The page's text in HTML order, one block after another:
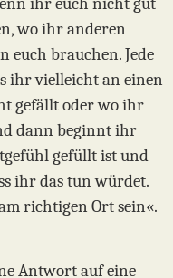
wo ihr anderen
euch brauchen. Jede
ihr vielleicht an einen
gefällt oder wo ihr
dann beginnt ihr
gefüllt ist und
ihr das tun würdet.
richtigen Ort sein«.
Antwort auf eine